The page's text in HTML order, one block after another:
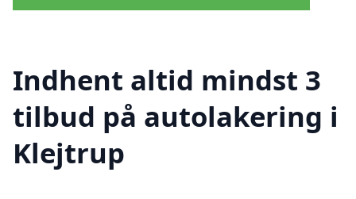
Indhent altid mindst 3
tilbud på autolakering i
Klejtrup